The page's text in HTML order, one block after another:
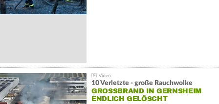
10 Verletzte - große Rauchwolke
GROSSBRAND IN GERNSHEIM E
NDLICH GELÖSCHT